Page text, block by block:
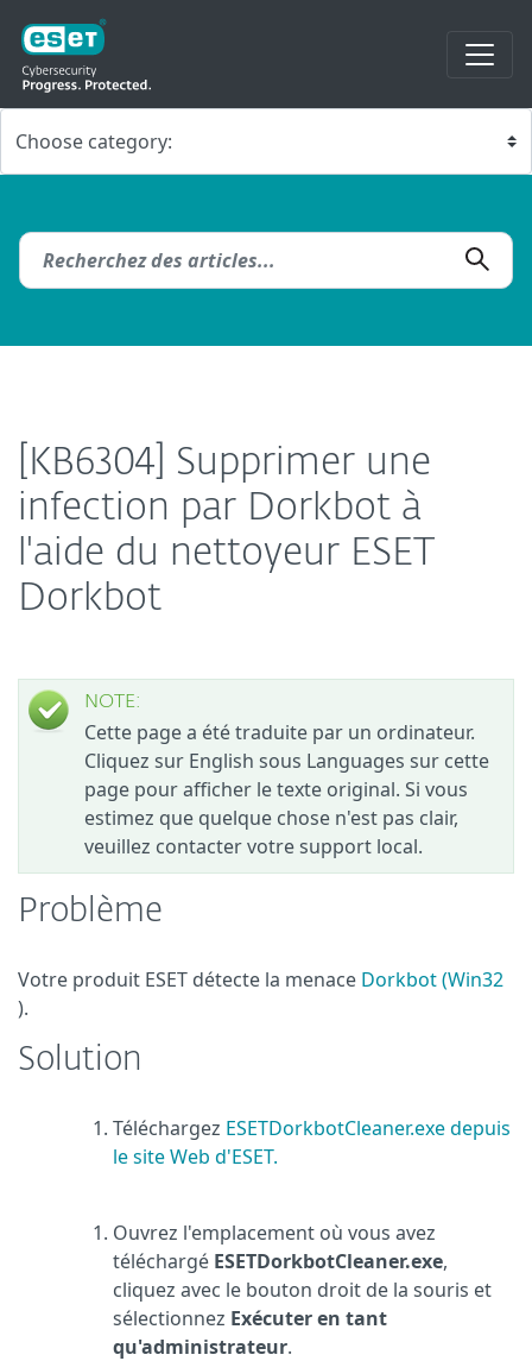
[KB6304] Supprimer une
infection par Dorkbot à
l'aide du nettoyeur ESET
Dorkbot
NOTE:
Cette page a été traduite par un ordinateur.
Cliquez sur English sous Languages sur cette
page pour afficher le texte original. Si vous
estimez que quelque chose n'est pas clair,
veuillez contacter votre support local.
Problème
Votre produit ESET détecte la menace Dorkbot (Win32
).
Solution
Téléchargez ESETDorkbotCleaner.exe depuis
le site Web d'ESET.
Ouvrez l'emplacement où vous avez
téléchargé ESETDorkbotCleaner.exe,
cliquez avec le bouton droit de la souris et
sélectionnez Exécuter en tant
qu'administrateur.